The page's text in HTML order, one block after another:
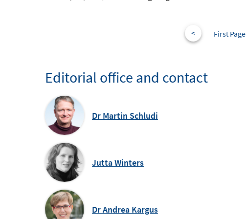
< First Page
Editorial office and contact
Dr Martin Schludi
Jutta Winters
Dr Andrea Kargus